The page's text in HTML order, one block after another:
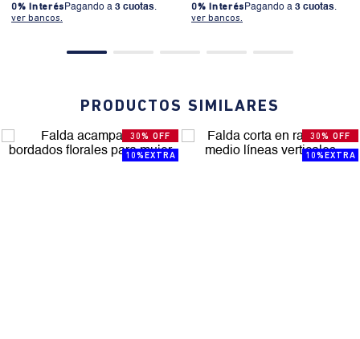
0% Interés Pagando a 3 cuotas.
ver bancos.
0% Interés Pagando a 3 cuotas.
ver bancos.
PRODUCTOS SIMILARES
30% OFF
10%EXTRA
30% OFF
10%EXTRA